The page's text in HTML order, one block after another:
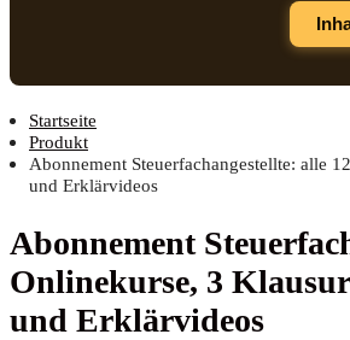
Startseite
Produkt
Abonnement Steuerfachangestellte: alle
und Erklärvideos
Abon­ne­ment
Online­kur­se, 3
und Erklärvideos